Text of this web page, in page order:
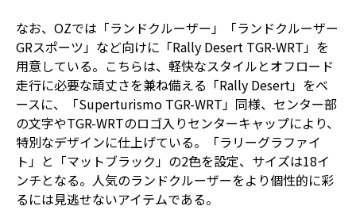
なお、OZでは「ランドクルーザー」「ランドクルーザー
GRスポーツ」など向けに「Rally Desert TGR-WRT」を
用意している。こちらは、軽快なスタイルとオフロード
走行に必要な頑丈さを兼ね備える「Rally Desert」をベ
ースに、「Superturismo TGR-WRT」同様、センター部
の文字やTGR-WRTのロゴ入りセンターキャップにより、
特別なデザインに仕上げている。「ラリーグラファイ
ト」と「マットブラック」の2色を設定、サイズは18イ
ンチとなる。人気のランドクルーザーをより個性的に彩
るには見逃せないアイテムである。